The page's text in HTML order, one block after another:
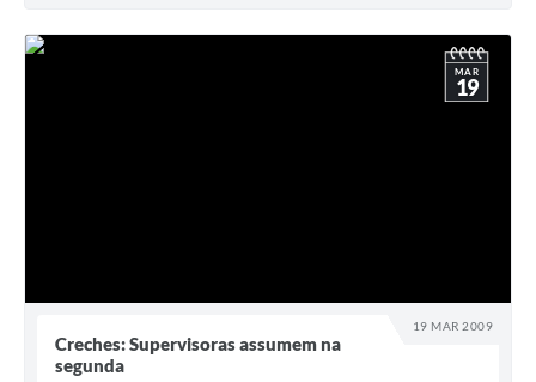
19 MAR 2009
MAR
19
Creches: Supervisoras assumem na
segunda